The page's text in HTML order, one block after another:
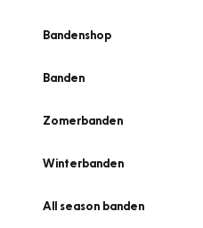
Bandenshop
Banden
Zomerbanden
Winterbanden
All season banden